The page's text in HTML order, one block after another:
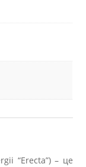
“Erecta”) – це